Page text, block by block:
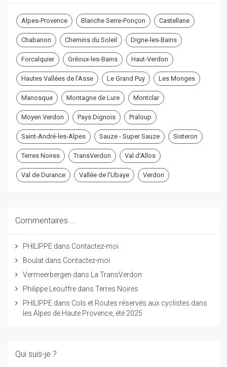
Alpes-Provence Blanche Serre-Ponçon Castellane
Chabanon Chemins du Soleil Digne-les-Bains
Forcalquier Gréoux-les-Bains Haut-Verdon
Hautes Vallées de l'Asse Le Grand Puy Les Monges
Manosque Montagne de Lure Montclar
Moyen Verdon Pays Dignois Praloup
Saint-André-les-Alpes Sauze - Super Sauze Sisteron
Terres Noires TransVerdon Val d'Allos
Val de Durance Vallée de l'Ubaye Verdon
Commentaires ...
PHILIPPE dans Contactez-moi
Boulat dans Contactez-moi
Vermeerbergen dans
La TransVerdon
Philippe Leouffre dans Terres Noires
PHILIPPE dans Cols et Routes réservés aux cyclistes dans
les Alpes de Haute Provence, été 2025
Qui suis-je ?